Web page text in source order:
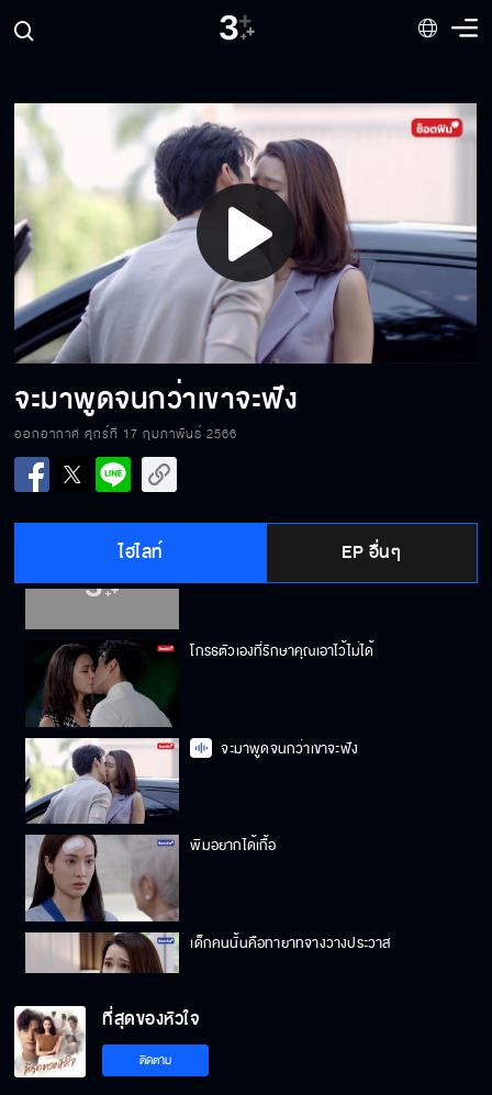
Play
Video
จะมาพูดจนกว่าเขาจะฟัง
ออกอากาศ ศุกร์ที่ 17 กุมภาพันธ์ 2566
ไฮไลท์ EP อื่นๆ
ไปทำงานกับเขาวันเดียว เรียกเขาแล้ว พรุ่งนี้คง
เป็นตัวเองแล้วมั้ง
ฉันจะจับแกยัดเข้าไปเป็นสะใภ้จางวางประวาสต่อ
ไป
เราจะคบกันแบบนี้ โดยไม่แคร์สายตาใครเลยเหรอ
ถ้า เกื้อ เป็นพ่อของเด็กจริง แล้วคุณอยากได้เขา
คืนก็ต้องพูดออกมา
โกรธตัวเองที่รักษาคุณเอาไว้ไม่ได้
จะมาพูดจนกว่าเขาจะฟัง
พิมอยากได้เกื้อ
เด็กคนนั้นคือทายาทจางวางประวาส
ถ้าไม่ได้ท้องกับคุณแล้วท้องกับใคร
ที่สุดของหัวใจ
ติดตาม